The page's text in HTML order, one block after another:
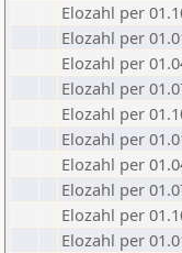
Elozahl per
Elozahl per
Elozahl per
Elozahl per
Elozahl per
Elozahl per
Elozahl per
Elozahl per
Elozahl per
Elozahl per